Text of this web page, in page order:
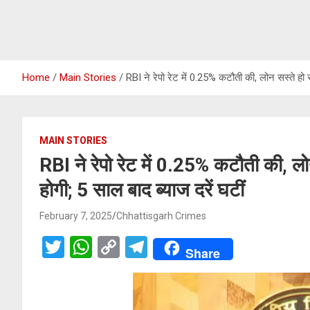
Home Main Stories RBI ने रेपो रेट में 0.25% कटौती की, लोन सस्ते हो
MAIN STORIES
RBI ने रेपो रेट में 0.25% कटौती की,
होगी; 5 साल बाद ब्याज दरें घटीं
February 7, 2025 Chhattisgarh Crimes
T
W C
py
T
el
Share